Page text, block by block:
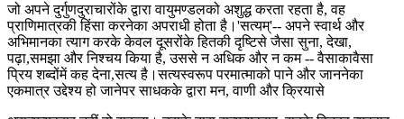
जो अपने दुर्गुणदुराचारोंके द्वारा वायुमण्डलको अशुद्ध करता रहता है, वह
प्राणिमात्रकी हिंसा करनेका अपराधी होता है।'सत्यम्'-- अपने स्वार्थ और
अभिमानका त्याग करके केवल दूसरोंके हितकी दृष्टिसे जैसा सुना, देखा,
पढ़ा,समझा और निश्चय किया है, उससे न अधिक और न कम -- वैसाकावैसा
प्रिय शब्दोंमें कह देना,सत्य है।सत्यस्वरूप परमात्माको पाने और जाननेका
एकमात्र उद्देश्य हो जानेपर साधकके द्वारा मन, वाणी और क्रियासे